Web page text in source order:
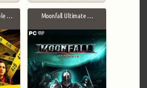
… Moonfall Ultimate …